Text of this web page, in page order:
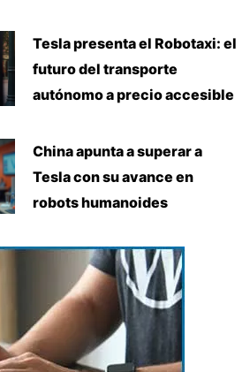
Tesla presenta el Robotaxi: el
futuro del transporte
autónomo a precio accesible
China apunta a superar a
Tesla con su avance en
robots humanoides